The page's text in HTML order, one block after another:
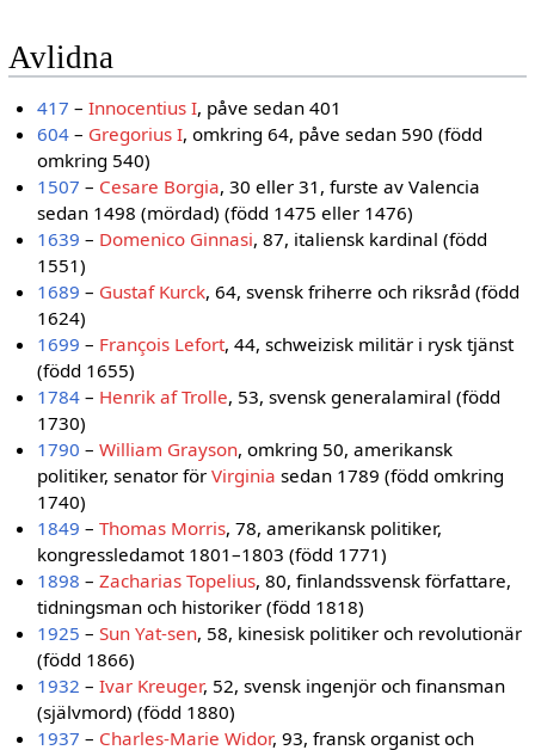
Avlidna
417 –Innocentius I, påve sedan 401
604 – Gregorius I, omkring 64, påve sedan 590 (född
omkring 540)
1507 – Cesare Borgia, 30 eller 31, furste av Valencia
sedan 1498 (mördad) (född 1475 eller 1476)
1639 – Domenico Ginnasi, 87, italiensk kardinal (född
1551)
1689 – Gustaf Kurck, 64, svensk friherre och riksråd (född
1624)
1699 – François Lefort, 44, schweizisk militär i rysk tjänst
(född 1655)
1784 – Henrik af Trolle, 53, svensk generalamiral (född
1730)
1790 –William Grayson, omkring 50, amerikansk
politiker, senator förVirginia sedan 1789 (född omkring
1740)
1849 –Thomas Morris, 78, amerikansk politiker,
kongressledamot 1801–1803 (född 1771)
1898 –Zacharias Topelius, 80, finlandssvensk författare,
tidningsman och historiker (född 1818)
1925 –Sun Yat-sen, 58, kinesisk politiker och revolutionär
(född 1866)
1932 –Ivar Kreuger, 52, svensk ingenjör och finansman
(självmord) (född 1880)
1937 – Charles-Marie Widor, 93, fransk organist och